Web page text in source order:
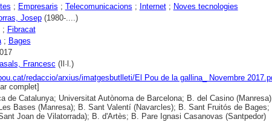
; Empresaris ; Telecomunicacions ; Internet; Noves tecnologies
Josep(1980-....)
; Fibracat
; Bages
Francesc (Il·l.)
redaccio/arxius/imatgesbutlleti/El Pou de la gallina_ Novembre
complet]
de Catalunya; Universitat Autònoma de Barcelona; B. del Casino
Bases (Manresa); B. Sant Valentí (Navarcles); B. Sant Fruitós de Bages;
Joan de Vilatorrada); B. d'Artès; B. Pare Ignasi Casanovas (Santpedor)